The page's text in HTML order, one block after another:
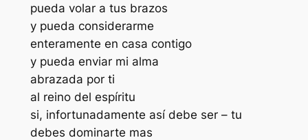
pueda volar a tus brazos
y pueda considerarme
enteramente en casa contigo
y pueda enviar mi alma
abrazada por ti
al reino del espíritu
si, infortunadamente así debe ser – tu
debes dominarte mas